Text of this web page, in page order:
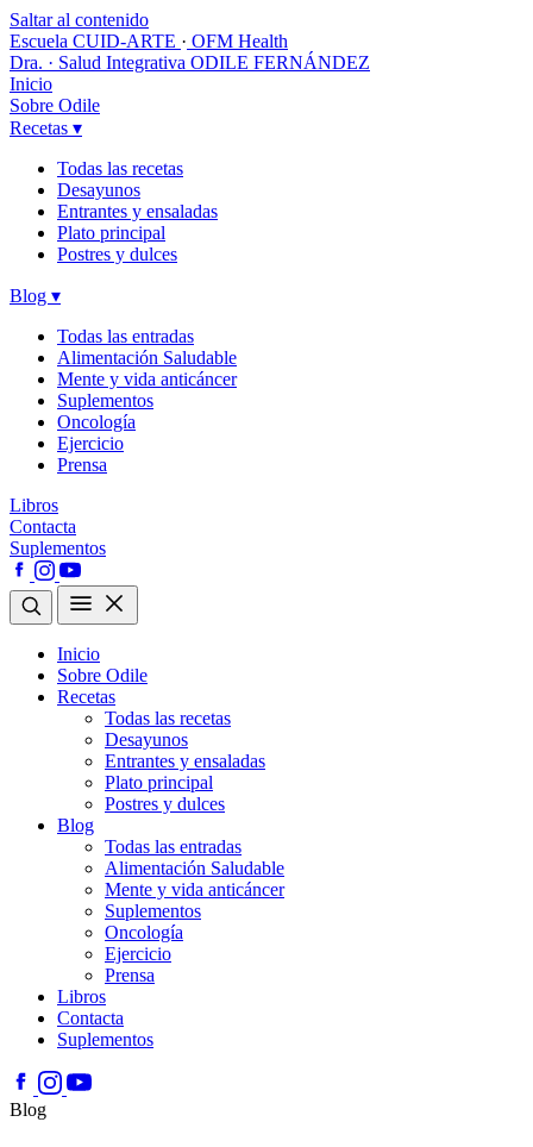
Saltar al contenido
Escuela CUID-ARTE · OFM Health
Dra. · Salud Integrativa ODILE FERNÁNDEZ
Inicio
Sobre Odile
Recetas ▾
Todas las recetas
Desayunos
Entrantes y ensaladas
Plato principal
Postres y dulces
Blog ▾
Todas las entradas
Alimentación Saludable
Mente y vida anticáncer
Suplementos
Oncología
Ejercicio
Prensa
Libros
Contacta
Suplementos
Inicio
Sobre Odile
Recetas
Todas las recetas
Desayunos
Entrantes y ensaladas
Plato principal
Postres y dulces
Blog
Todas las entradas
Alimentación Saludable
Mente y vida anticáncer
Suplementos
Oncología
Ejercicio
Prensa
Libros
Contacta
Suplementos
Blog